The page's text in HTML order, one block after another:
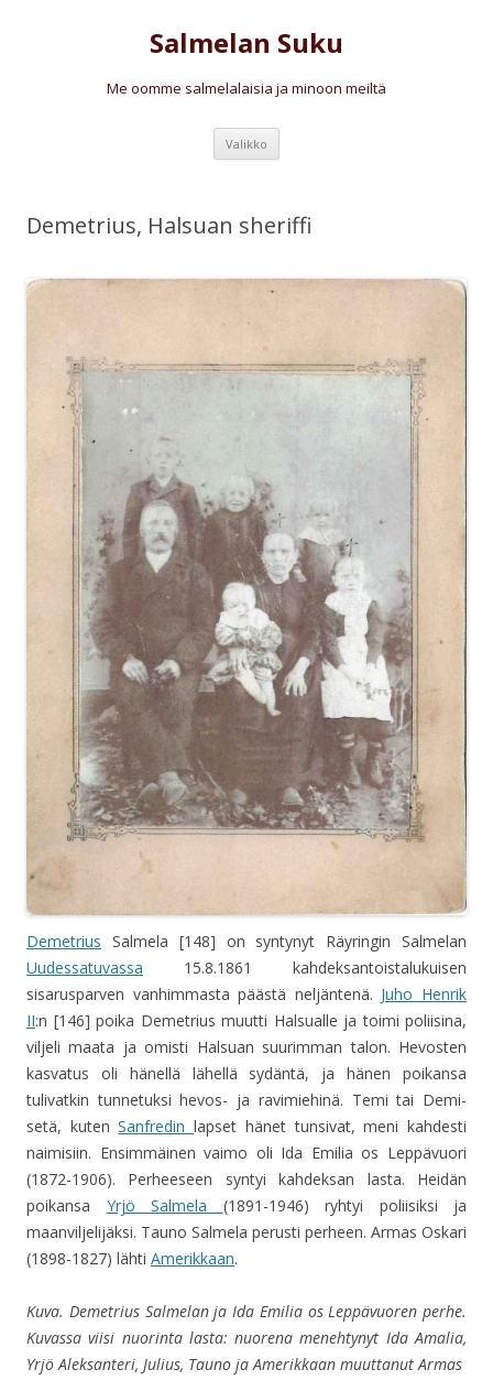
Salmelan Suku
Me oomme salmelalaisia ja minoon meiltä
Valikko
Demetrius, Halsuan sheriffi
Demetrius Salmela [148] on syntynyt Räyringin Salmelan
Uudessatuvassa 15.8.1861 kahdeksantoistalukuisen
sisarusparven vanhimmasta päästä neljäntenä. Juho Henrik
II:n [146] poika Demetrius muutti Halsualle ja toimi poliisina,
viljeli maata ja omisti Halsuan suurimman talon. Hevosten
kasvatus oli hänellä lähellä sydäntä, ja hänen poikansa
tulivatkin tunnetuksi hevos- ja ravimiehinä. Temi tai Demi-
setä, kutenSanfredinlapset hänet tunsivat, meni kahdesti
naimisiin. Ensimmäinen vaimo oli Ida Emilia os Leppävuori
(1872-1906). Perheeseen syntyi kahdeksan lasta. Heidän
poikansa Yrjö Salmela (1891-1946) ryhtyi poliisiksi ja
maanviljelijäksi. Tauno Salmela perusti perheen. Armas Oskari
(1898-1827) lähti Amerikkaan.
Kuva. Demetrius Salmelan ja Ida Emilia os Leppävuoren perhe.
Kuvassa viisi nuorinta lasta: nuorena menehtynyt Ida Amalia,
Yrjö Aleksanteri, Julius, Tauno ja Amerikkaan muuttanut Armas